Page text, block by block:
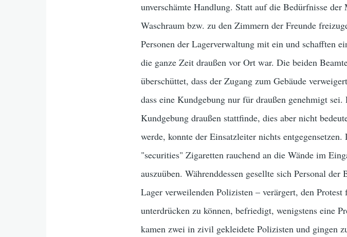
unverschämte Handlung. Statt auf die Bedürfnisse
Waschraum bzw. zu den Zimmern der Freunde
Personen der Lagerverwaltung mit ein und schafften
die ganze Zeit draußen vor Ort war. Die beiden
überschüttet, dass der Zugang zum Gebäude
dass eine Kundgebung nur für draußen genehmigt
Kundgebung draußen stattfinde, dies aber nicht
werde, konnte der Einsatzleiter nichts
"securities" Zigaretten rauchend an die Wände im
auszuüben. Währenddessen gesellte sich Personal
Lager verweilenden Polizisten – verärgert, den
unterdrücken zu können, befriedigt, wenigstens eine
kamen zwei in zivil gekleidete Polizisten und gingen